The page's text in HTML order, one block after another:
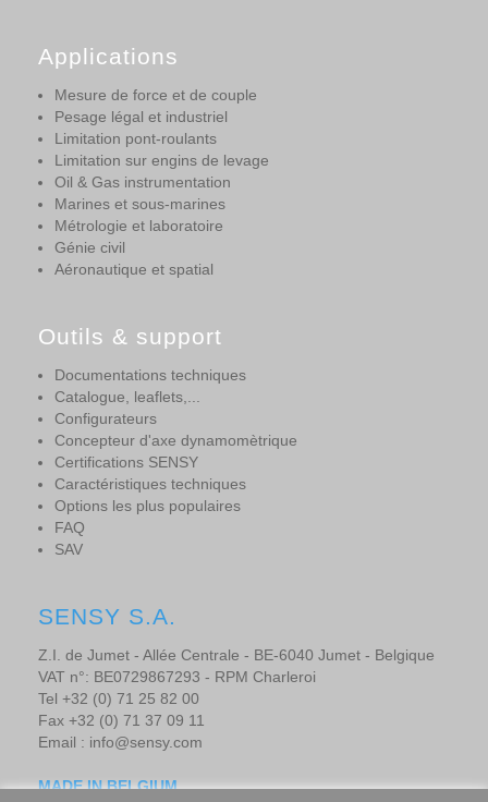
Applications
Mesure de force et de couple
Pesage légal et industriel
Limitation pont-roulants
Limitation sur engins de levage
Oil & Gas instrumentation
Marines et sous-marines
Métrologie et laboratoire
Génie civil
Aéronautique et spatial
Outils & support
Documentations techniques
Catalogue, leaflets,...
Configurateurs
Concepteur d'axe dynamomètrique
Certifications SENSY
Caractéristiques techniques
Options les plus populaires
FAQ
SAV
SENSY S.A.
Z.I. de Jumet - Allée Centrale - BE-6040 Jumet - Belgique
VAT n°: BE0729867293 - RPM Charleroi
Tel +32 (0) 71 25 82 00
Fax +32 (0) 71 37 09 11
Email : info@sensy.com
MADE IN BELGIUM